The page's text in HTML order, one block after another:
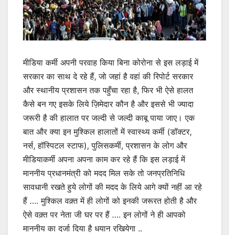
मीडिया कर्मी अपनी परवाह किया बिना कोरोना से इस लड़ाई में
सरकार का साथ दे रहे हैं, जो जहां है वहां की रिपोर्ट सरकार
और स्थानीय प्रशासन तक पहुँचा रहा है, फिर भी ऐसे हालत
कैसे बन गए इसके लिये ज़िमेदार कौन है और इससे भी ज्यादा
जरूरी है की हालात पर जल्दी से जल्दी काबू पाया जाए। एक
बात और क्या इन मुश्किल हालातों में स्वास्थ्य कर्मी (डॉक्टर,
नर्स, हॉस्पिटल स्टाफ), पुलिसकर्मी, प्रशासन के लोग और
मीडियाकर्मी अपना अपना काम कर रहे हैं कि इस लड़ाई में
माननीय प्रधानमंत्री को मदद मिल सके तो जनप्रतिनिधि
सावधानी रखते हुये लोगों की मदद के लिये आगे क्यों नहीं आ रहे
हैं …. मुश्किल वक़्त में ही लोगों को इनकी जरूरत होती है और
ऐसे वक़्त पर नेता जी घर पर हैं …. इन लोगों ने ही आपको
माननीय का दर्जा दिया है धयान रखियेगा ..